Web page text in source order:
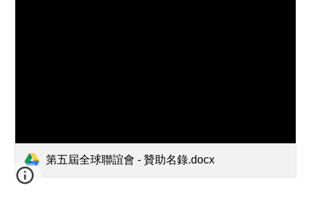
第五屆全球聯誼會 - 贊助名錄.docx